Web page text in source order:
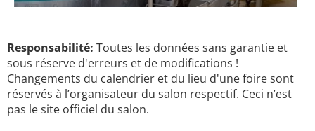
Responsabilité: Toutes les données sans garantie et
sous réserve d'erreurs et de modifications !
Changements du calendrier et du lieu d'une foire sont
réservés à l’organisateur du salon respectif. Ceci n’est
pas le site officiel du salon.